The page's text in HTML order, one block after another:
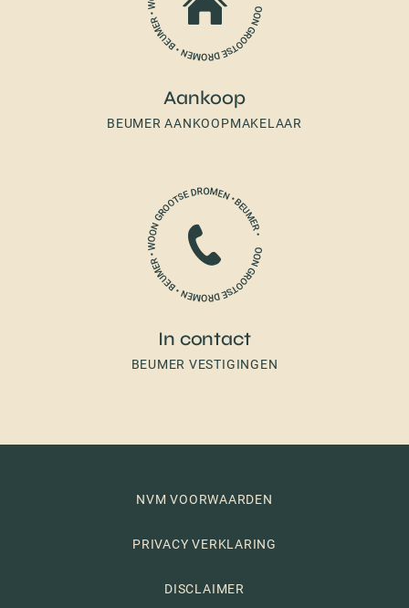
Aankoop
BEUMER AANKOOPMAKELAAR
In contact
BEUMER VESTIGINGEN
NVM VOORWAARDEN
PRIVACY VERKLARING
DISCLAIMER